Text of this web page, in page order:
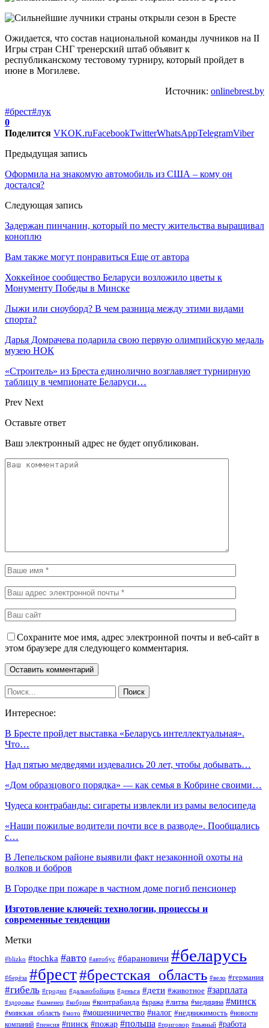
Ожидается, что состав национальной команды лучников на II
Игры стран СНГ тренерский штаб объявит к
республиканскому тестовому турниру, который пройдет в
июне в Могилеве.
Источник: onlinebrest.by
#брест#лук
0
Поделится VKOK.ruFacebookTwitterWhatsAppTelegramViber
Предыдущая запись
Оформила на знакомую автомобиль из США – кому он
достался?
Следующая запись
Задержан пинчанин, который по месту жительства выращивал
коноплю
Вам также могут понравиться Еще от автора
Хоккейное сообщество Беларуси возложило цветы к
Монументу Победы в Минске
Лыжи или сноуборд? В чем разница между этими видами
спорта?
Дарья Домрачева подарила свою первую олимпийскую медаль
музею НОК
«Строитель» из Бреста единолично возглавляет турнирную
таблицу в чемпионате Беларуси…
Prev Next
Оставьте ответ
Ваш электронный адрес не будет опубликован.
Сохраните мое имя, адрес электронной почты и веб-сайт в
этом браузере для следующего комментария.
Интересное:
В Бресте пройдет выставка «Беларусь интеллектуальная».
Что…
Над пятью медведями издевались 20 лет, чтобы добывать…
«Дом образцового порядка» — как семья в Кобрине своими…
Чудеса контрабанды: сигареты извлекли из рамы велосипеда
«Наши пожилые водители почти все в разводе». Пообщались
с…
В Лепельском районе выявили факт незаконной охоты на
волков и бобров
В Городке при пожаре в частном доме погиб пенсионер
Изготовление ключей: технологии, процессы и
современные тенденции
Метки
#blizko #tochka #авто #автобус #барановичи #беларусь
#берёза #брест#брестская_область #вело #германия
#гибель #гродно #дальнобойщик #деньга #дети #животное #зарплата
#здоровье #каменец #кобрин #контрабанда #кража #литва #медицина #минск
#минская_область #мото #мошенничество #налог #недвижимость #новости
компаний #пенсия #пинск #пожар #польша #приговор #пьяный #работа